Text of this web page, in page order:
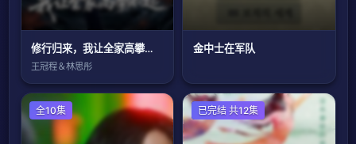
修行归来，我让全家高攀不起
王冠程＆林思彤
金中士在军队
日本剧
全10集 国产剧
已完结 共12集